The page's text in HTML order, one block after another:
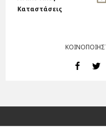
Καταστάσεις